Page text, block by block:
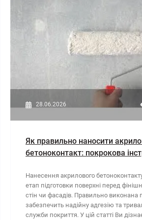
28.06.2026
Як правильно наносити
бетоноконтакт: покрокова
Нанесення акрилового
етап підготовки поверхні перед
стін чи фасадів. Правильно виконана
забезпечить надійну адгезію та
служби покриття. У цій статті Ви